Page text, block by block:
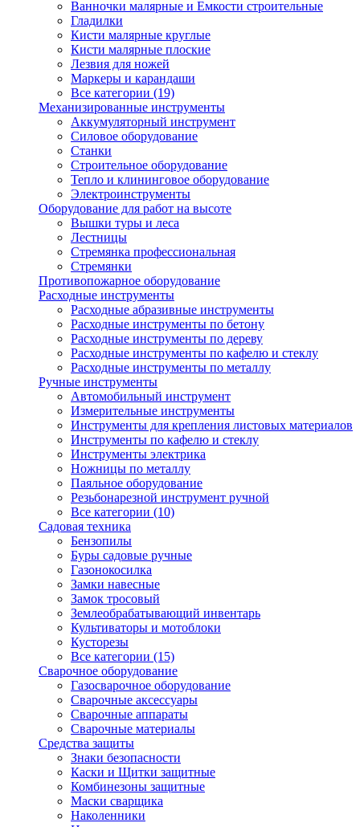
Ванночки малярные и Емкости строительные
Гладилки
Кисти малярные круглые
Кисти малярные плоские
Лезвия для ножей
Маркеры и карандаши
Все категории (19)
Механизированные инструменты
Аккумуляторный инструмент
Силовое оборудование
Станки
Строительное оборудование
Тепло и клининговое оборудование
Электроинструменты
Оборудование для работ на высоте
Вышки туры и леса
Лестницы
Стремянка профессиональная
Стремянки
Противопожарное оборудование
Расходные инструменты
Расходные абразивные инструменты
Расходные инструменты по бетону
Расходные инструменты по дереву
Расходные инструменты по кафелю и стеклу
Расходные инструменты по металлу
Ручные инструменты
Автомобильный инструмент
Измерительные инструменты
Инструменты для крепления листовых материалов
Инструменты по кафелю и стеклу
Инструменты электрика
Ножницы по металлу
Паяльное оборудование
Резьбонарезной инструмент ручной
Все категории (10)
Садовая техника
Бензопилы
Буры садовые ручные
Газонокосилка
Замки навесные
Замок тросовый
Землеобрабатывающий инвентарь
Культиваторы и мотоблоки
Кусторезы
Все категории (15)
Сварочное оборудование
Газосварочное оборудование
Сварочные аксессуары
Сварочные аппараты
Сварочные материалы
Средства защиты
Знаки безопасности
Каски и Щитки защитные
Комбинезоны защитные
Маски сварщика
Наколенники